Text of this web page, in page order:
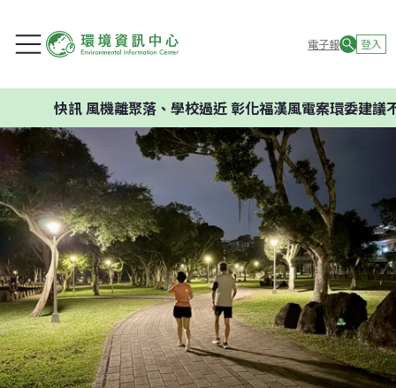
電子報 登入
風機離聚落、學校過近 彰化福漢風電案環委建議不應開發